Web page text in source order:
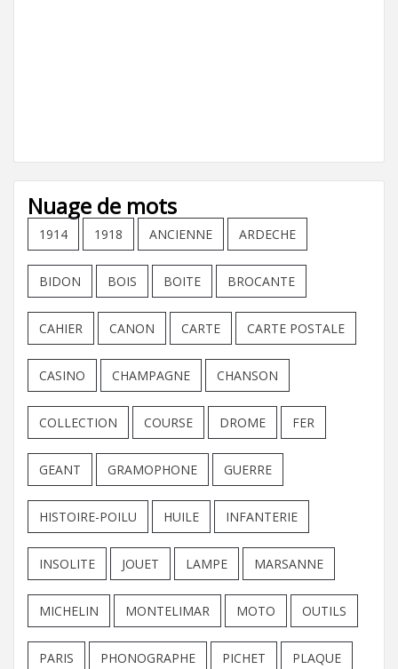
Nuage de mots
1914 1918 ANCIENNE ARDECHE
BIDON BOIS BOITE BROCANTE
CAHIER CANON CARTE CARTE POSTALE
CASINO CHAMPAGNE CHANSON
COLLECTION COURSE DROME FER
GEANT GRAMOPHONE GUERRE
HISTOIRE-POILU HUILE INFANTERIE
INSOLITE JOUET LAMPE MARSANNE
MICHELIN MONTELIMAR MOTO OUTILS
PARIS PHONOGRAPHE PICHET PLAQUE